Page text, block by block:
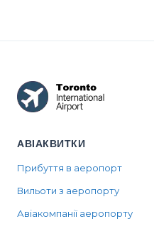
АВІАКВИТКИ
Прибуття в аеропорт
Вильоти з аеропорту
Авіакомпанії аеропорту